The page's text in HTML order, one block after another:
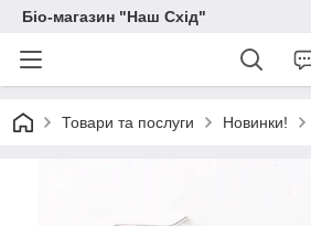
Біо-магазин "Наш Схід"
Товари та послуги Новинки!